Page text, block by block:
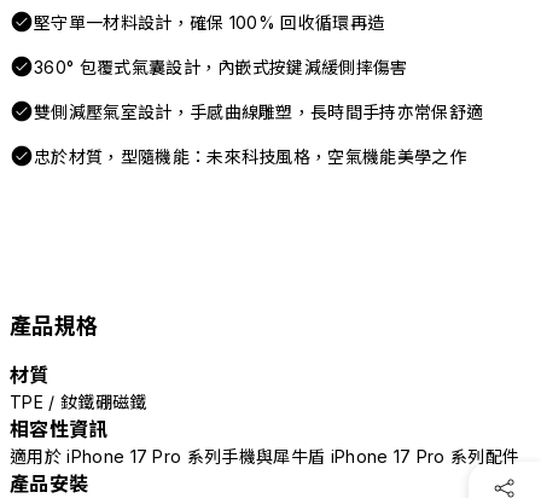
堅守單一材料設計，確保 100% 回收循環再造
360° 包覆式氣囊設計，內嵌式按鍵減緩側摔傷害
雙側減壓氣室設計，手感曲線雕塑，長時間手持亦常保舒適
忠於材質，型隨機能：未來科技風格，空氣機能美學之作
產品規格
材質
TPE / 釹鐵硼磁鐵
相容性資訊
適用於 iPhone 17 Pro 系列手機與犀牛盾 iPhone 17 Pro 系列配件
產品安裝